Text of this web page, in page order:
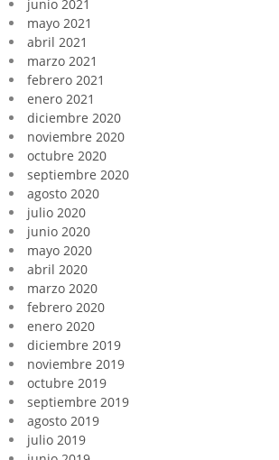
junio 2021
mayo 2021
abril 2021
marzo 2021
febrero 2021
enero 2021
diciembre 2020
noviembre 2020
octubre 2020
septiembre 2020
agosto 2020
julio 2020
junio 2020
mayo 2020
abril 2020
marzo 2020
febrero 2020
enero 2020
diciembre 2019
noviembre 2019
octubre 2019
septiembre 2019
agosto 2019
julio 2019